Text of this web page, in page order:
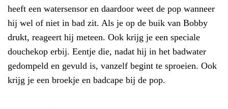
heeft een watersensor en daardoor weet de pop wanneer
hij wel of niet in bad zit. Als je op de buik van Bobby
drukt, reageert hij meteen. Ook krijg je een speciale
douchekop erbij. Eentje die, nadat hij in het badwater
gedompeld en gevuld is, vanzelf begint te sproeien. Ook
krijg je een broekje en badcape bij de pop.